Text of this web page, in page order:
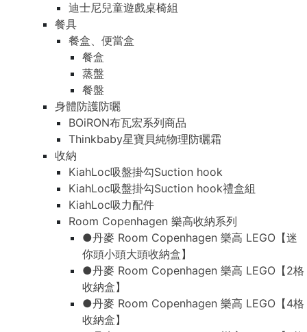
迪士尼兒童遊戲桌椅組
餐具
餐盒、便當盒
餐盒
蒸盤
餐盤
身體防護防曬
BOiRON布瓦宏系列商品
Thinkbaby星寶貝純物理防曬霜
收納
KiahLoc吸盤掛勾Suction hook
KiahLoc吸盤掛勾Suction hook禮盒組
KiahLoc吸力配件
Room Copenhagen 樂高收納系列
●丹麥 Room Copenhagen 樂高 LEGO【迷
你頭小頭大頭收納盒】
●丹麥 Room Copenhagen 樂高 LEGO【2格
收納盒】
●丹麥 Room Copenhagen 樂高 LEGO【4格
收納盒】